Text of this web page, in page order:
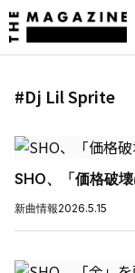
#Dj Lil Sprite
SHO、「価格破
新曲情報2026.5.15